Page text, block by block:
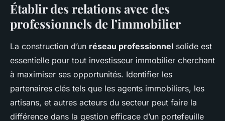
Établir des relations avec des
professionnels de l’immobilier
La construction d’un réseau professionnel solide est
essentielle pour tout investisseur immobilier cherchant
à maximiser ses opportunités. Identifier les
partenaires clés tels que les agents immobiliers, les
artisans, et autres acteurs du secteur peut faire la
différence dans la gestion efficace d’un portefeuille